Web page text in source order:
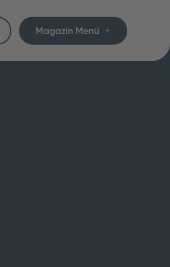
Magazin Menü